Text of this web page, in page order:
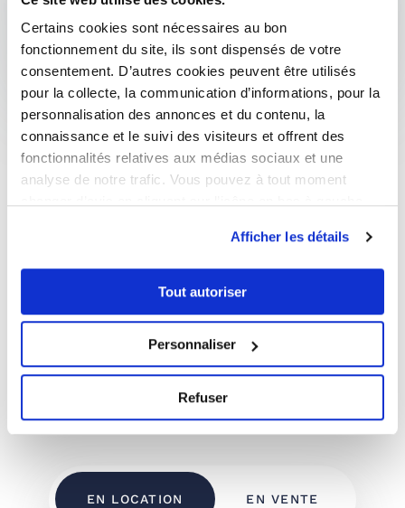
Certains cookies sont nécessaires au bon
fonctionnement du site, ils sont dispensés de votre
consentement. D’autres cookies peuvent être utilisés
pour la collecte, la communication d’informations, pour la
personnalisation des annonces et du contenu, la
connaissance et le suivi des visiteurs et offrent des
fonctionnalités relatives aux médias sociaux et une
analyse de notre trafic. Vous pouvez à tout moment
Afficher les détails
Tout autoriser
Personnaliser
Refuser
Estimer votre bien
Je souhaite investir
Nos dernières annonces
EN LOCATION EN VENTE